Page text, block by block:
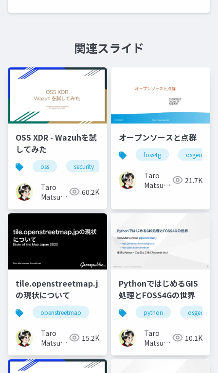
関連スライド
OSS XDR - Wazuhを試
してみた
oss security
Taro
Matsuzawa
btm
60.2K
オープンソースと点群
foss4g osgeo
Taro
Matsuzawa 21.7K
tile.openstreetmap.jp
の現状について
openstreetmap
Taro
Matsuzawa
btm
15.2K
PythonではじめるGIS
処理とFOSS4Gの世界
python osgeo
Taro
Matsuzawa
btm
10.1K